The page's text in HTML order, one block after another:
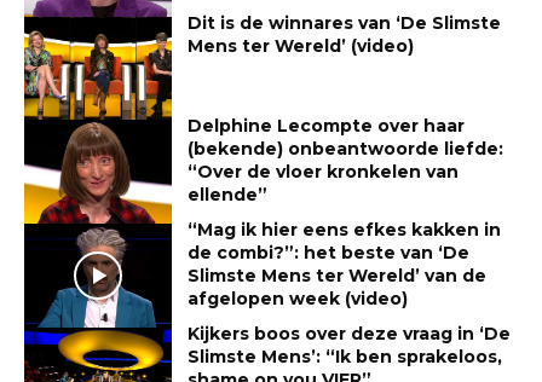
Dit is de winnares van ‘De Slimste
Mens ter Wereld’ (video)
Delphine Lecompte over haar
(bekende) onbeantwoorde liefde:
“Over de vloer kronkelen van
ellende”
“Mag ik hier eens efkes kakken in
de combi?”: het beste van ‘De
Slimste Mens ter Wereld’ van de
afgelopen week (video)
Kijkers boos over deze vraag in ‘De
Slimste Mens’: “Ik ben sprakeloos,